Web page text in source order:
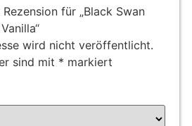
für „Black Swan
wird nicht veröffentlicht.
sind mit * markiert